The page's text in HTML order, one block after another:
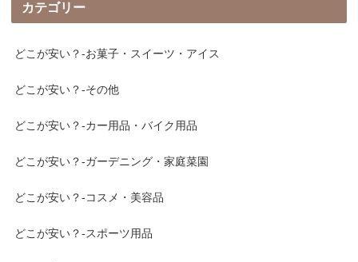
カテゴリー
どこが安い？-お菓子・スイーツ・アイス
どこが安い？-その他
どこが安い？-カー用品・バイク用品
どこが安い？-ガーデニング・家庭菜園
どこが安い？-コスメ・美容品
どこが安い？-スポーツ用品